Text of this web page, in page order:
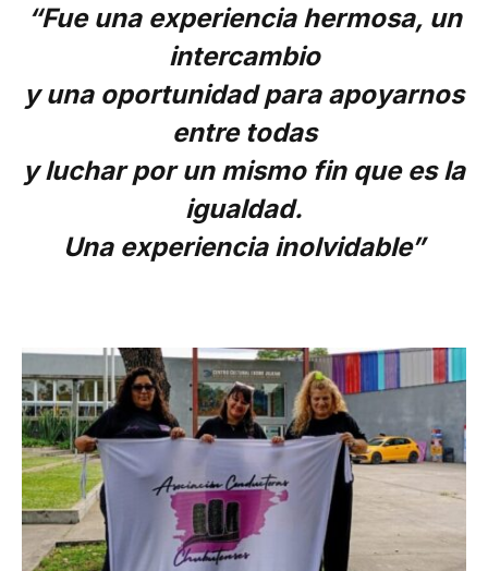
“Fue una experiencia hermosa, un
intercambio
y una oportunidad para apoyarnos
entre todas
y luchar por un mismo fin que es la
igualdad.
Una experiencia inolvidable”